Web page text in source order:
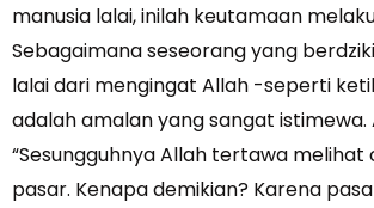
manusia lalai, inilah keutamaan
Sebagaimana seseorang yang
lalai dari mengingat Allah -seperti
adalah amalan yang sangat
“Sesungguhnya Allah tertawa
pasar. Kenapa demikian? Karena